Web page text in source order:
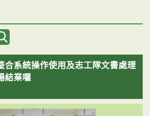
合系統操作使用及志工隊文書處理
結業囉